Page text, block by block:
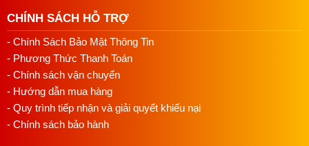
CHÍNH SÁCH HỖ TRỢ
- Chính Sách Bảo Mật Thông Tin
- Phương Thức Thanh Toán
- Chính sách vận chuyển
- Hướng dẫn mua hàng
- Quy trình tiếp nhận và giải quyết khiếu nại
- Chính sách bảo hành